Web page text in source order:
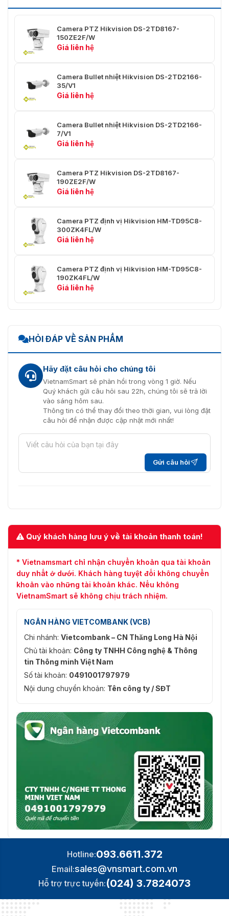
Giao thức
FTP, SMTP, UPnP, SNMP, DNS, DDNS,
ICMP, DHCP, PPPoE
Xem trực
tiếp đồng
Mức người
dùng
viên, Nhân viên, Người dùng
bảo mật
ràng buộc địa chỉ MAC, mã hóa HTTPS,
chỉ IP
Đầu vào báo
động
2 đầu vào (0-5V DC)
Đầu ra báo
động
báo động có thể cấu hình
Cài đặt trước/Quét tuần tự/Quét mẫu/Ghi
minh/Tải lên FTP/Kết nối email
Đầu vào âm
thanh
1 giao diện Mic vào/Line vào 3.5 mm
Thẻ nhớ SD
Khe cắm thẻ Micro SD, hỗ trợ thẻ Micro
SD/SDHC/SDXC (tối đa 128G), hỗ trợ ghi
tay/báo động
Đầu ra video
1.0V [p-p]/75Ω, PAL/NTSC/BNC
Lập trình
ứng dụng
nền tảng quản lý bên thứ ba
chung
Ngôn ngữ
Menu
Nguồn cấp
24 VAC ± 25%, 12 VDC ± 20%, khối đầu
cuối 2 lõi, PoE (802.3at, lớp 4)
Tiêu thụ
1.9 A, tối đa 10W (22W với bộ sưởi rã
đông bật), PoE (802.3at, lớp 4): 42.5 V
đến 57 V, 0.4 A đến 0.5 A
Nhiệt độ/Độ
ẩm làm việc
-40 °C đến 65 °C (-40 °F đến 149 °F),
90% hoặc thấp hơn
Cấp độ bảo
Tiêu chuẩn IP66, Bảo vệ sét 6000V, bảo
Kích thước
352.4 mm × 113.5 mm × 113 mm (13.9" ×
4.45" × 4.45")
Khoảng 2 kg (4.41 lb)
Camera PTZ Hikvision DS-2TD8167-
150ZE2F/W
Giá liên hệ
Camera Bullet nhiệt Hikvision DS-2TD2166-
35/V1
Giá liên hệ
Camera Bullet nhiệt Hikvision DS-2TD2166-
7/V1
Giá liên hệ
Camera PTZ Hikvision DS-2TD8167-
190ZE2F/W
Giá liên hệ
Camera PTZ định vị Hikvision HM-TD95C8-
300ZK4FL/W
Giá liên hệ
Camera PTZ định vị Hikvision HM-TD95C8-
190ZK4FL/W
Giá liên hệ
HỎI ĐÁP VỀ SẢN PHẨM
Hãy đặt câu hỏi cho chúng tôi
VietnamSmart sẽ phản hồi trong vòng 1 giờ. Nếu
Quý khách gửi câu hỏi sau 22h, chúng tôi sẽ trả lời
vào sáng hôm sau.
Thông tin có thể thay đổi theo thời gian, vui lòng đặt
câu hỏi để nhận được cập nhật mới nhất!
Gửi câu hỏi
Quý khách hàng lưu ý về tài khoản thanh toán!
* Vietnamsmart chỉ nhận chuyển khoản qua tài khoản
duy nhất ở dưới. Khách hàng tuyệt đối không chuyển
khoản vào những tài khoản khác. Nếu không
VietnamSmart sẽ không chịu trách nhiệm.
NGÂN HÀNG VIETCOMBANK (VCB)
Chi nhánh: Vietcombank – CN Thăng Long Hà Nội
Chủ tài khoản: Công ty TNHH Công nghệ & Thông
tin Thông minh Việt Nam
Số tài khoản: 0491001797979
Nội dung chuyển khoản: Tên công ty / SĐT
Hotline:093.6611.372
Email:sales@vnsmart.com.vn
Hỗ trợ trực tuyến:(024) 3.7824073